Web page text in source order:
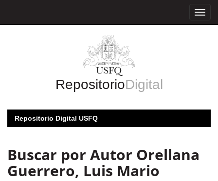
RepositorioDigital
Repositorio Digital USFQ
Buscar por Autor Orellana
Guerrero, Luis Mario